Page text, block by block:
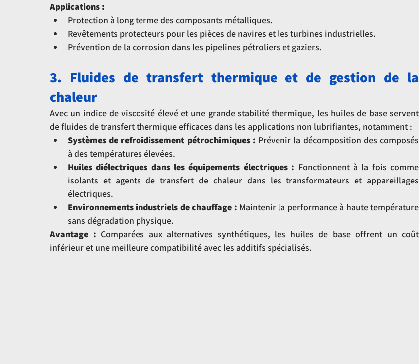
Applications :
Protection à long terme des composants métalliques.
Revêtements protecteurs pour les pièces de navires et les turbines industrielles.
Prévention de la corrosion dans les pipelines pétroliers et gaziers.
3. Fluides de transfert thermique et de gestion de la
chaleur
Avec un indice de viscosité élevé et une grande stabilité thermique, les huiles de base servent
de fluides de transfert thermique efficaces dans les applications non lubrifiantes, notamment :
Systèmes de refroidissement pétrochimiques : Prévenir la décomposition des composés
à des températures élevées.
Huiles diélectriques dans les équipements électriques : Fonctionnent à la fois comme
isolants et agents de transfert de chaleur dans les transformateurs et appareillages
électriques.
Environnements industriels de chauffage : Maintenir la performance à haute température
sans dégradation physique.
Avantage : Comparées aux alternatives synthétiques, les huiles de base offrent un coût
inférieur et une meilleure compatibilité avec les additifs spécialisés.